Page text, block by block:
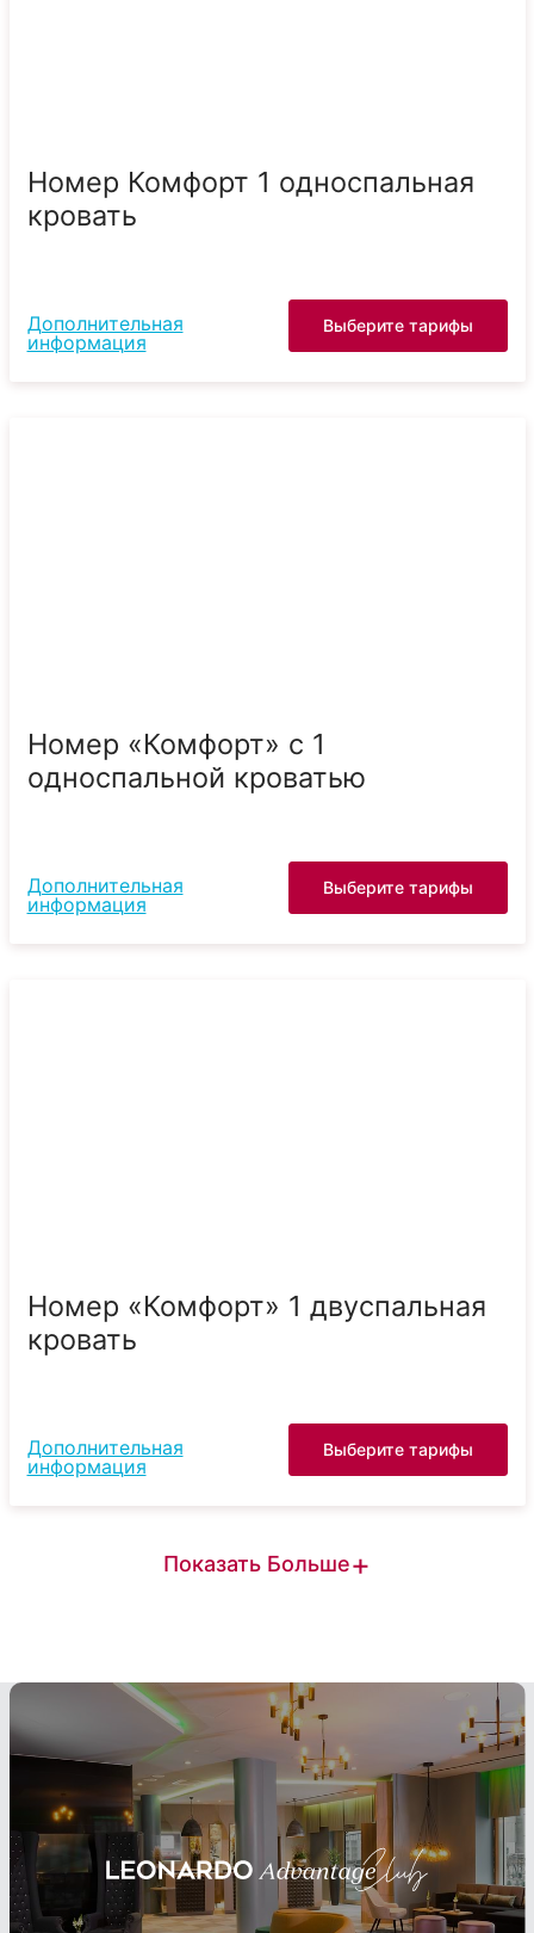
Номер Комфорт 1 односпальная
кровать
Дополнительная
информация
Выберите тарифы
Номер «Комфорт» с 1
односпальной кроватью
Дополнительная
информация
Выберите тарифы
Номер «Комфорт» 1 двуспальная
кровать
Дополнительная
информация
Выберите тарифы
Показать Больше+